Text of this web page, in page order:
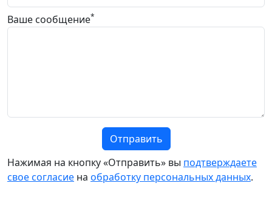
Ваше сообщение*
Отправить
Нажимая на кнопку «Отправить» вы подтверждаете
свое согласие на обработку персональных данных.